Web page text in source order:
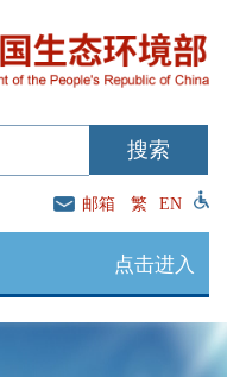
邮箱 繁 EN
点击进入